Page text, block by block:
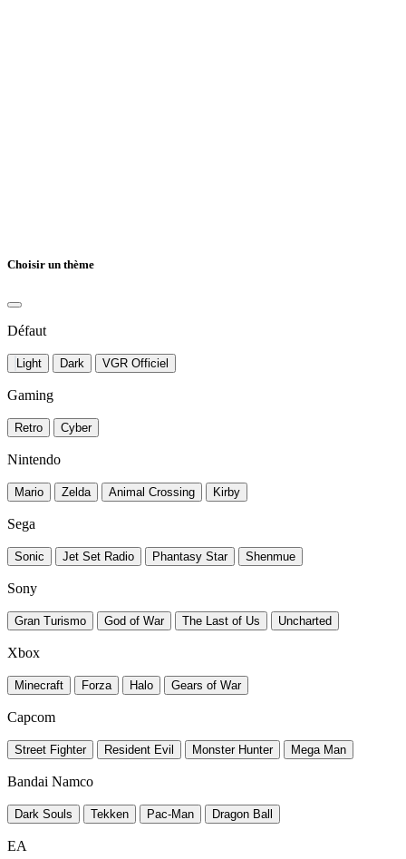
Choisir un thème
Défaut
Light Dark VGR Officiel
Gaming
Retro Cyber
Nintendo
Mario Zelda Animal Crossing Kirby
Sega
Sonic Jet Set Radio Phantasy Star Shenmue
Sony
Gran Turismo God of War The Last of Us Uncharted
Xbox
Minecraft Forza Halo Gears of War
Capcom
Street Fighter Resident Evil Monster Hunter Mega Man
Bandai Namco
Dark Souls Tekken Pac-Man Dragon Ball
EA